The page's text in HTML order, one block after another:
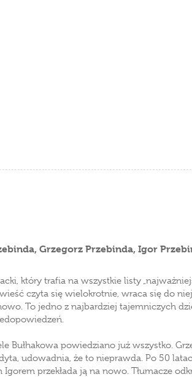
Grzegorz Przebinda, Igor
który trafia na wszystkie listy
czyta się wielokrotnie, wraca się do
To jedno z najbardziej tajemniczych
Bułhakowa powiedziano już wszystko.
udowadnia, że to nieprawda. Po 50
przekłada ją na nowo. Tłumacze